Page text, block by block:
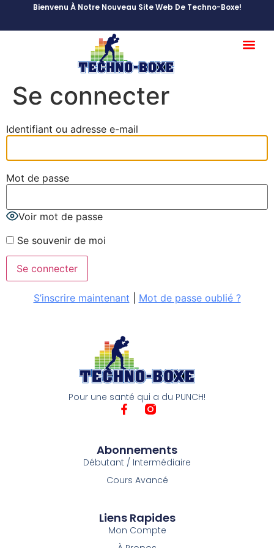
Bienvenu À Notre Nouveau Site Web De Techno-Boxe!
Se connecter
Identifiant ou adresse e-mail
Mot de passe
Voir mot de passe
Se souvenir de moi
S’inscrire maintenant Mot de passe oublié ?
Pour une santé qui a du PUNCH!
Abonnements
Débutant / Intermédiaire
Cours Avancé
Liens Rapides
Mon Compte